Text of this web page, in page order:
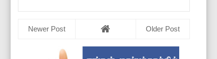
Newer Post Older Post